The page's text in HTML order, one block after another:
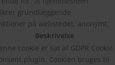
grundlæggende
på webstedet, anonymt.
Beskrivelse
cookie er sat af GDPR Cookie
plugin. Cookien bruges til